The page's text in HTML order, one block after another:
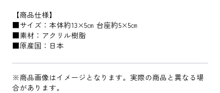
【商品仕様】
■サイズ：本体約13×5㎝ 台座約5×5㎝
■素材：アクリル樹脂
■原産国：日本
※商品画像はイメージとなります。実際の商品と異なる場
合があります。